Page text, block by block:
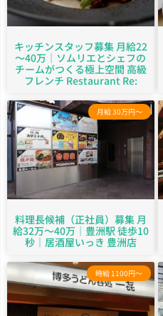
キッチンスタッフ募集 月給22
～40万｜ソムリエとシェフの
チームがつくる極上空間 高級
フレンチ Restaurant Re:
月給 30万円～
料理長候補（正社員）募集 月
給32万～40万｜豊洲駅 徒歩10
秒｜居酒屋いっき 豊洲店
時給 1100円～